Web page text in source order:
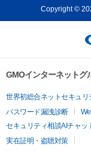
Copyright ©
GMOインターネットグ
世界初総合ネットセキュリ
パスワード漏洩診断
セキュリティ相談AIチャッ
実在証明・盗聴対策